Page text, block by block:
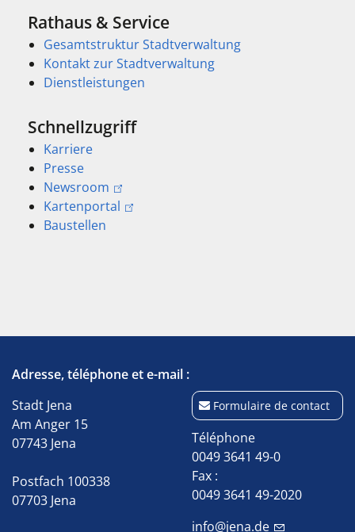
Rathaus & Service
Gesamtstruktur Stadtverwaltung
Kontakt zur Stadtverwaltung
Dienstleistungen
Schnellzugriff
Karriere
Presse
Newsroom
Kartenportal
Baustellen
Adresse, téléphone et e-mail :
Stadt Jena
Am Anger 15
07743 Jena
Postfach 100338
07703 Jena
Formulaire de contact
Téléphone
0049 3641 49-0
Fax :
0049 3641 49-2020
info@jena.de